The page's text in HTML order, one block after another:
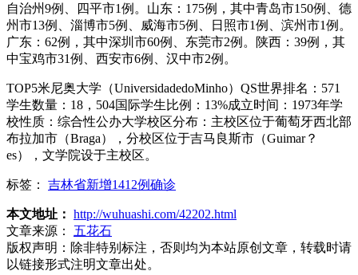
自治州9例、四平市1例。山东：175例，其中青岛市150例、德
州市13例、淄博市5例、威海市5例、日照市1例、滨州市1例。
广东：62例，其中深圳市60例、东莞市2例。陕西：39例，其
中宝鸡市31例、西安市6例、汉中市2例。
TOP5米尼奥大学（UniversidadedoMinho）QS世界排名：571
学生数量：18，504国际学生比例：13%成立时间：1973年学
校性质：综合性公办大学校区分布：主校区位于葡萄牙西北部
布拉加市（Braga），分校区位于吉马良斯市（Guimar？
es），文学院设于主校区。
标签： 吉林省新增1412例确诊
本文地址： http://wuhuashi.com/42202.html
文章来源：
五花石
版权声明： 除非特别标注，否则均为本站原创文章，转载时请
以链接形式注明文章出处。